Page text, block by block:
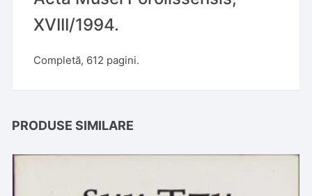
XVIII/1994.
Completă, 612 pagini.
PRODUSE SIMILARE